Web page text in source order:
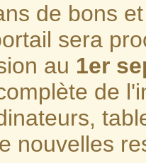
de bons
sera
au 1er
de
nouvelles